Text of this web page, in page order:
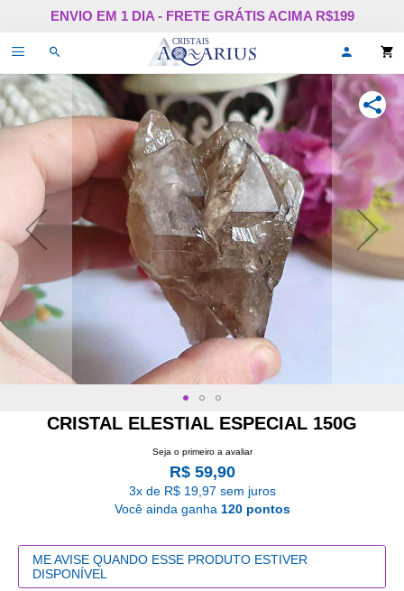
Pular
o
conteúdo
ENVIO EM 1 DIA - FRETE GRÁTIS ACIMA R$199
Alternar
navegação
login
ou
se!
CRISTAL ELESTIAL ESPECIAL 150G
Seja o primeiro a avaliar
R$ 59,90
3x de R$ 19,97 sem juros
Você ainda ganha 120 pontos
ME AVISE QUANDO ESSE PRODUTO ESTIVER
DISPONÍVEL